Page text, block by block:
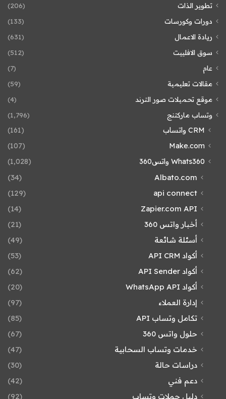
تطوير الذات
(206)
دورات وكورسات
(133)
ريادة الاعمال
(631)
سوق الافلييت
(512)
عام
(7)
مقالات تعليمية
(59)
موقع تحميلات صور الترند
(4)
وتساب ماركتنج
(1٬796)
CRM واتساب
(161)
Make.com
(107)
Whats360 واتس360
(1٬028)
Albato.com
(34)
api connect
(129)
Zapier.com API
(14)
أخبار واتس 360
(21)
أسئلة شائعة
(49)
أكواد API CRM
(53)
أكواد API Sender
(62)
أكواد WhatsApp API
(20)
إدارة العملاء
(97)
تكامل وتساب API
(85)
حلول واتس 360
(67)
خدمات وتساب السحابية
(47)
دراسات حالة
(30)
دعم فني
(42)
دليل حملات وتساب
(92)